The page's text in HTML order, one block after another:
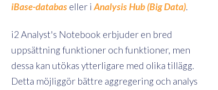
iBase-databas eller i Analysis Hub (Big Data).
i2 Analyst's Notebook erbjuder en bred
uppsättning funktioner och funktioner, men
dessa kan utökas ytterligare med olika tillägg.
Detta möjliggör bättre aggregering och analys